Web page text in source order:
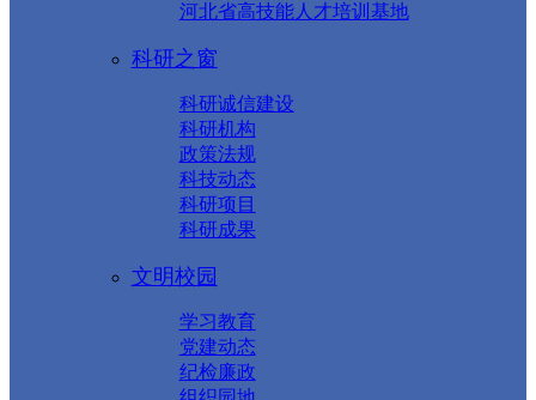
河北省高技能人才培训基地
科研之窗
科研诚信建设
科研机构
政策法规
科技动态
科研项目
科研成果
文明校园
学习教育
党建动态
纪检廉政